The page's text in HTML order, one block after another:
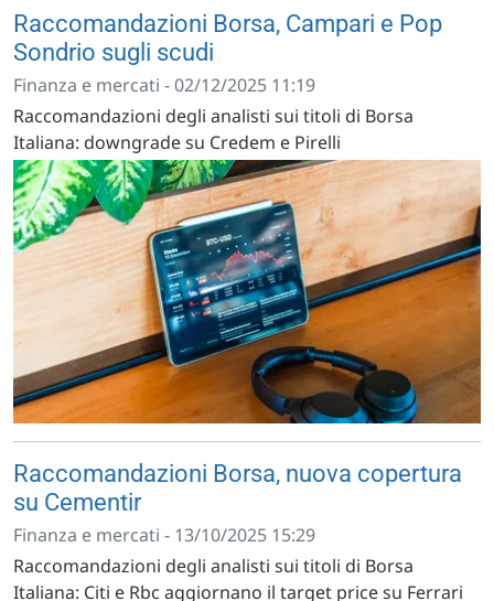
Raccomandazioni Borsa, Campari e Pop
Sondrio sugli scudi
Finanza e mercati - 02/12/2025 11:19
Raccomandazioni degli analisti sui titoli di Borsa
Italiana: downgrade su Credem e Pirelli
Raccomandazioni Borsa, nuova copertura
su Cementir
Finanza e mercati - 13/10/2025 15:29
Raccomandazioni degli analisti sui titoli di Borsa
Italiana: Citi e Rbc aggiornano il target price su Ferrari